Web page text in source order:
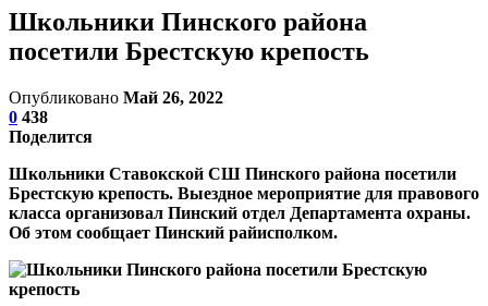
Школьники Пинского района
посетили Брестскую крепость
Опубликовано Май 26, 2022
0 438
Поделится
Школьники Ставокской СШ Пинского района посетили
Брестскую крепость. Выездное мероприятие для правового
класса организовал Пинский отдел Департамента охраны.
Об этом сообщает Пинский райисполком.